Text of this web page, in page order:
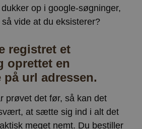
op i google-søgninger,
vide at du eksisterer?
registret et
oprettet en
på url adressen.
prøvet det før, så kan det
at sætte sig ind i alt det
meget nemt. Du bestiller